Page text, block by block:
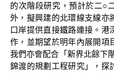
的次階段研究，預計於二○
外，擬興建的北環線支線亦
口岸提供直接鐵路連接。港
作，並期望於明年內展開項
我們亦會配合「新界北餘下
錦渡的規劃工程研究」，探